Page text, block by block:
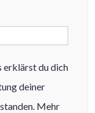
erklärst du dich
deiner
Mehr